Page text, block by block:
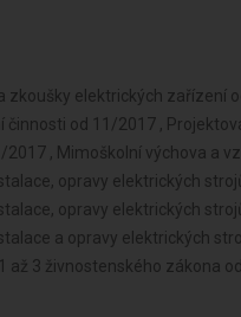
zkoušky elektrických zařízení
činnosti od 11/2017 ,
2017 , Mimoškolní výchova a
opravy elektrických
opravy elektrických
a opravy elektrických
až 3 živnostenského zákona